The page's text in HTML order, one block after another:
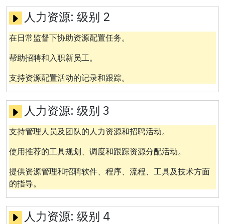
人力资源: 级别 2
在日常监督下协助资源配置任务。
帮助招聘和入职新员工。
支持资源配置活动的记录和跟踪。
人力资源: 级别 3
支持管理人员及团队的人力资源和招聘活动。
使用推荐的工具规划、调度和跟踪资源分配活动。
提供资源管理和招聘软件、程序、流程、工具及技术方面
的指导。
人力资源: 级别 4